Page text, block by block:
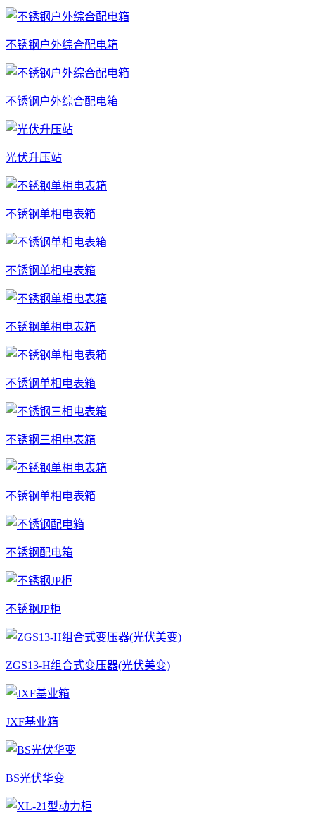
不锈钢户外综合配电箱
不锈钢户外综合配电箱
光伏升压站
不锈钢单相电表箱
不锈钢单相电表箱
不锈钢单相电表箱
不锈钢单相电表箱
不锈钢三相电表箱
不锈钢单相电表箱
不锈钢配电箱
不锈钢JP柜
ZGS13-H组合式变压器(光伏美变)
JXF基业箱
BS光伏华变